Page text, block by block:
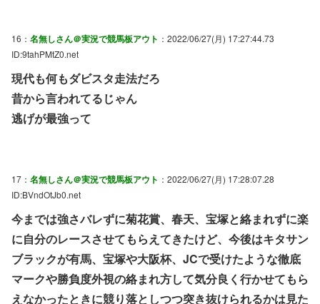
16： 名無しさん＠実況で競馬板アウト ：2022/06/27(月) 17:27:44.73
ID:9tahPMtZ0.net
現代も何もダビスタ走法だろ
昔から言われてるじゃん
逃げが最強って
17： 名無しさん＠実況で競馬板アウト ：2022/06/27(月) 17:28:07.28
ID:BVndOtJb0.net
今までは強さバレずに菊花賞、春天、宝塚と絡まれずに楽
に自分のレースさせてもらえてきたけど、今後はキタサン
ブラックが有馬、宝塚や大阪杯、JCで受けたような徹底
マークや勝負度外視の絡まれ方して気分良く行かせてもら
えなかったときに競り落としつつ突き抜けられるかは見た